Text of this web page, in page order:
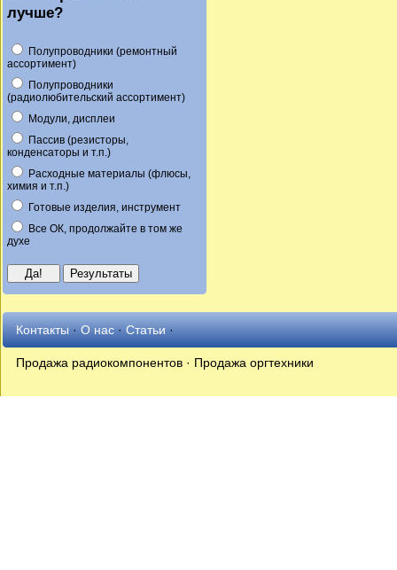
лучше?
Полупроводники (ремонтный
ассортимент)
Полупроводники
(радиолюбительский ассортимент)
Модули, дисплеи
Пассив (резисторы,
конденсаторы и т.п.)
Расходные материалы (флюсы,
химия и т.п.)
Готовые изделия, инструмент
Все ОК, продолжайте в том же
духе
Контакты·О нас·Статьи·
Продажа радиокомпонентов · Продажа оргтехники